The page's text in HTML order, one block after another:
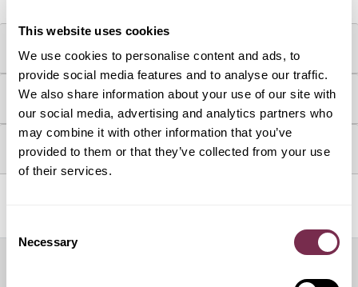
This website uses cookies
We use cookies to personalise content and ads, to
provide social media features and to analyse our traffic.
We also share information about your use of our site with
our social media, advertising and analytics partners who
may combine it with other information that you’ve
provided to them or that they’ve collected from your use
of their services.
Selection
Necessary
FRANCHIGIE
DOTAZIONI & OPTIONAL